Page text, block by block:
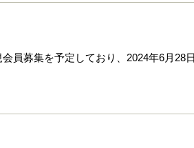
員募集を予定しており、2024年6月28